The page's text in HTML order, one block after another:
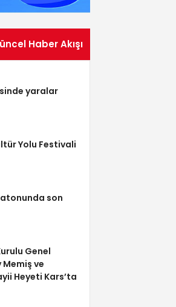
Haber Akışı
yaralar
Yolu Festivali
son
Genel
ve
Heyeti Kars’ta